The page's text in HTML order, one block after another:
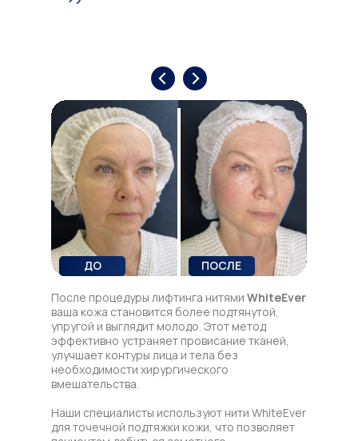
После процедуры лифтинга нитями WhiteEver
ваша кожа становится более подтянутой,
упругой и выглядит молодо. Этот метод
эффективно устраняет провисание тканей,
улучшает контуры лица и тела без
необходимости хирургического
вмешательства.
Наши специалисты используют нити WhiteEver
для точечной подтяжки кожи, что позволяет
ДО ПОСЛЕ